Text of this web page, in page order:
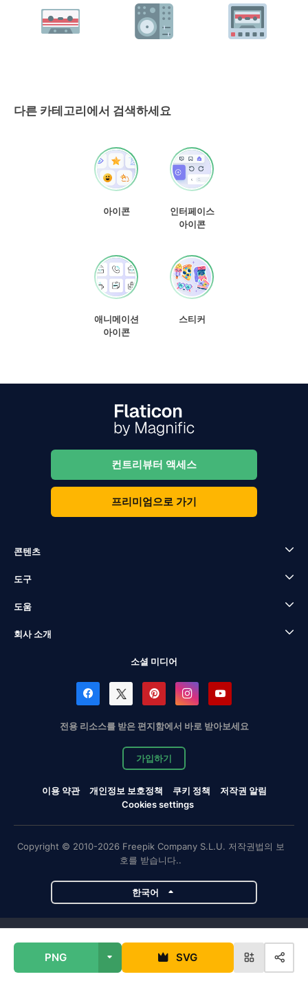
PNG SVG
다른 카테고리에서 검색하세요
아이콘
인터페이스
아이콘
애니메이션
아이콘
스티커
컨트리뷰터 액세스
프리미엄으로 가기
콘텐츠
도구
도움
회사 소개
소셜 미디어
전용 리소스를 받은 편지함에서 바로 받아보세요
가입하기
이용 약관 개인정보 보호정책 쿠키 정책
저작권 알림
Cookies settings
Copyright © 2010-2026 Freepik Company S.L.U. 저작권법의 보
호를 받습니다..
한국어